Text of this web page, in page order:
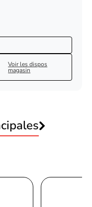
Voir les dispos
magasin